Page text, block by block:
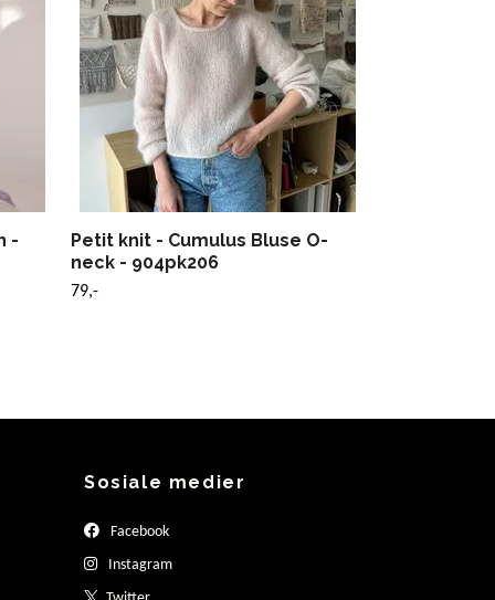
-
Petit knit - Cumulus Bluse O-
neck - 904pk206
79,-
Sosiale medier
Facebook
Instagram